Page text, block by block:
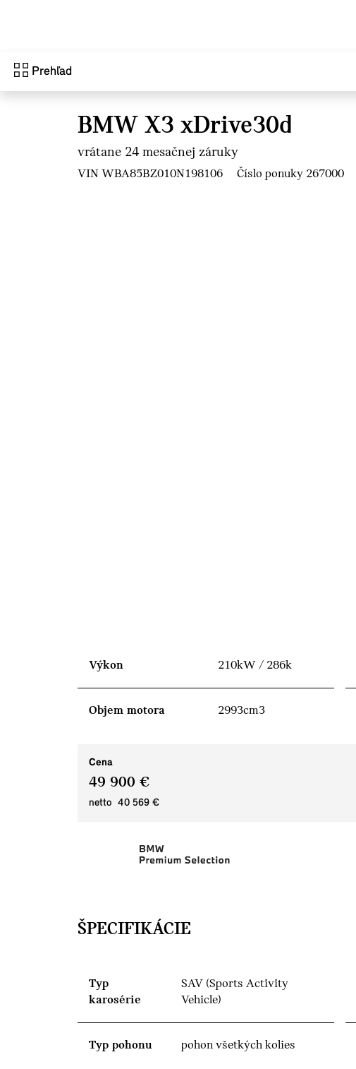
Prehľad
BMW X3 xDrive30d
vrátane 24 mesačnej záruky
VIN WBA85BZ010N198106 Číslo ponuky 267000
Výkon 210kW / 286k
Objem motora 2993cm3
Cena
49 900 €
netto 40 569 €
ŠPECIFIKÁCIE
Typ
karosérie
SAV (Sports Activity
Vehicle)
Typ pohonu pohon všetkých kolies